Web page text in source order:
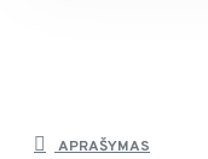
APRAŠYMAS